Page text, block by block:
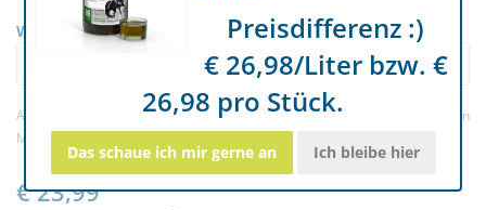
Wunschvariante auswählen
AniForte® Bio Hanföl 500 ml Für Haut, Fell & Immunsystem
Artikelnr. 178277 (0) |Bewertung schreiben
Marke:
€ 23,99
Preisdifferenz :)
€ 26,98/Liter bzw. €
26,98 pro Stück.
Das schaue ich mir gerne an Ich bleibe hier